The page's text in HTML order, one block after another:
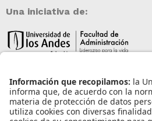
Una iniciativa de:
Información de contacto